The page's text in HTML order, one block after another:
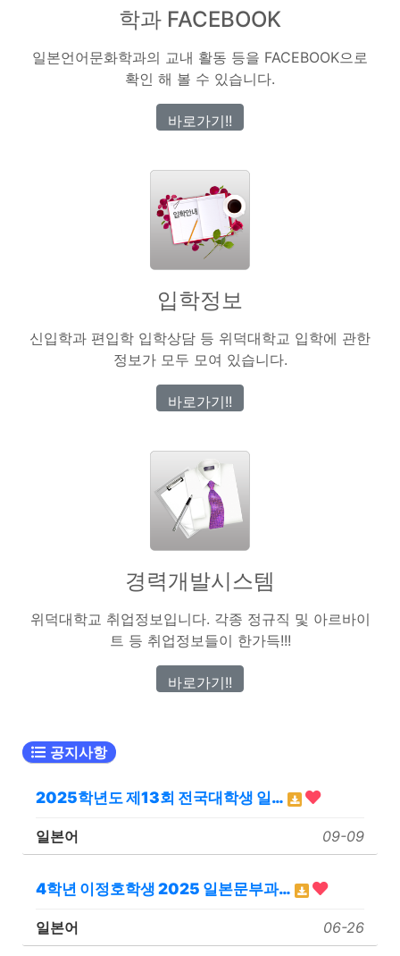
학과 FACEBOOK
일본언어문화학과의 교내 활동 등을 FACEBOOK으로
확인 해 볼 수 있습니다.
바로가기!!
입학정보
신입학과 편입학 입학상담 등 위덕대학교 입학에 관한
정보가 모두 모여 있습니다.
바로가기!!
경력개발시스템
위덕대학교 취업정보입니다. 각종 정규직 및 아르바이
트 등 취업정보들이 한가득!!!
바로가기!!
공지사항
2025학년도 제13회 전국대학생 일…
일본어 09-09
4학년 이정호학생 2025 일본문부과…
일본어 06-26